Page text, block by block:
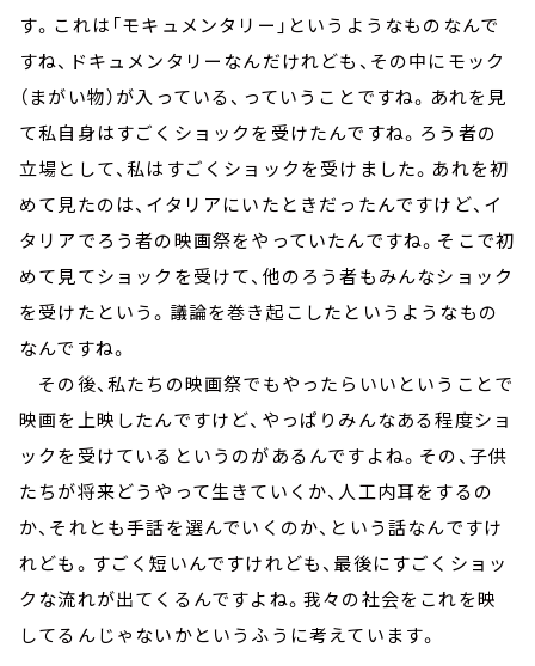
す。これは「モキュメンタリー」というようなものなんで
すね、ドキュメンタリーなんだけれども、その中にモック
（まがい物）が入っている、っていうことですね。あれを見
て私自身はすごくショックを受けたんですね。ろう者の
立場として、私はすごくショックを受けました。あれを初
めて見たのは、イタリアにいたときだったんですけど、イ
タリアでろう者の映画祭をやっていたんですね。そこで初
めて見てショックを受けて、他のろう者もみんなショック
を受けたという。議論を巻き起こしたというようなもの
なんですね。
その後、私たちの映画祭でもやったらいいということで
映画を上映したんですけど、やっぱりみんなある程度ショ
ックを受けているというのがあるんですよね。その、子供
たちが将来どうやって生きていくか、人工内耳をするの
か、それとも手話を選んでいくのか、という話なんですけ
れども。すごく短いんですけれども、最後にすごくショッ
クな流れが出てくるんですよね。我々の社会をこれを映
してるんじゃないかというふうに考えています。